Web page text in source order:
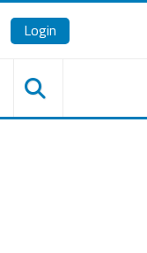
Login